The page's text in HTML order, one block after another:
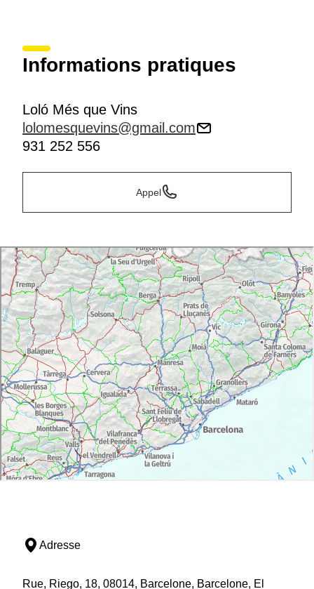
Informations pratiques
Loló Més que Vins
lolomesquevins@gmail.com
931 252 556
Appel
Adresse
Rue, Riego, 18, 08014, Barcelone, Barcelone, El